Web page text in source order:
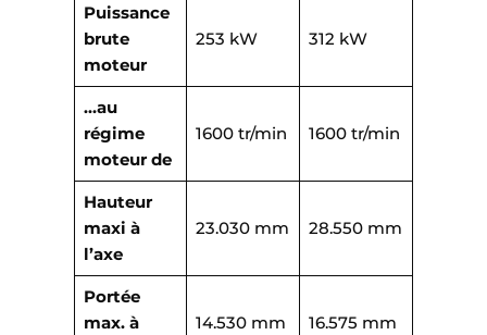
Puissance
brute
moteur
253 kW 312 kW
…au
régime
moteur de
1600 tr/min 1600 tr/min
Hauteur
maxi à
l’axe
23.030 mm 28.550 mm
Portée
max. à
14.530 mm 16.575 mm